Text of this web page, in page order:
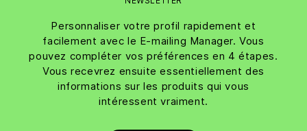
Personnaliser votre profil rapidement et
facilement avec le E-mailing Manager. Vous
pouvez compléter vos préférences en 4 étapes.
Vous recevrez ensuite essentiellement des
informations sur les produits qui vous
intéressent vraiment.